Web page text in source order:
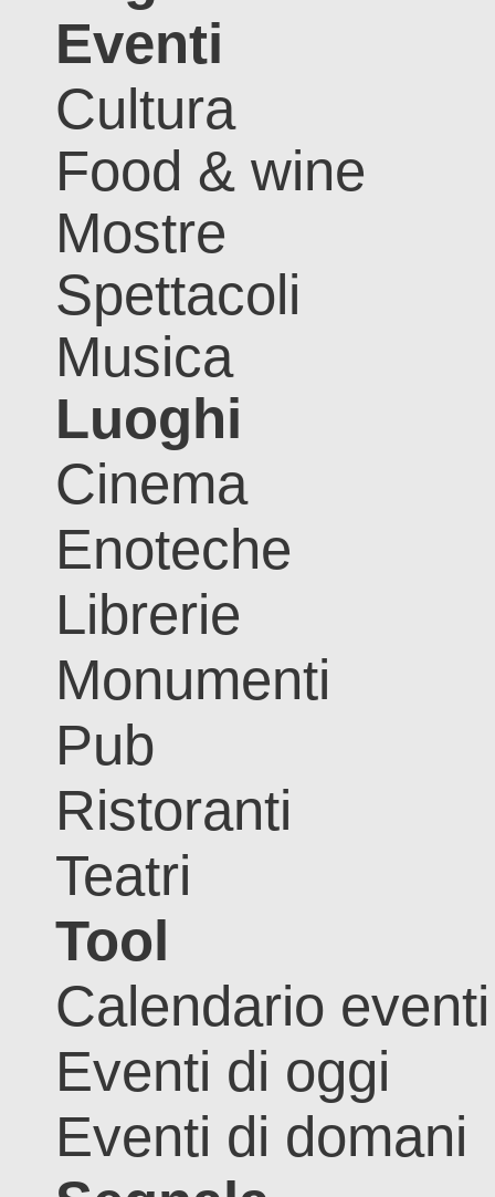
Eventi
Cultura
Food & wine
Mostre
Spettacoli
Musica
Luoghi
Cinema
Enoteche
Librerie
Monumenti
Pub
Ristoranti
Teatri
Tool
Calendario eventi
Eventi di oggi
Eventi di domani